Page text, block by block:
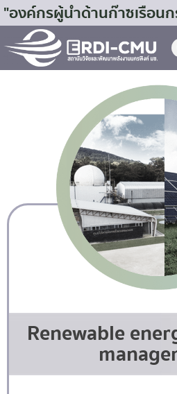
"องค์กรผู้นำด้านก๊าซเรือนก
Renewable